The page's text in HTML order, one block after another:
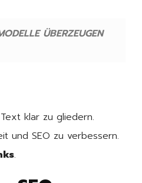
ÜBERZEUGEN
klar zu gliedern.
und SEO zu verbessern.
.